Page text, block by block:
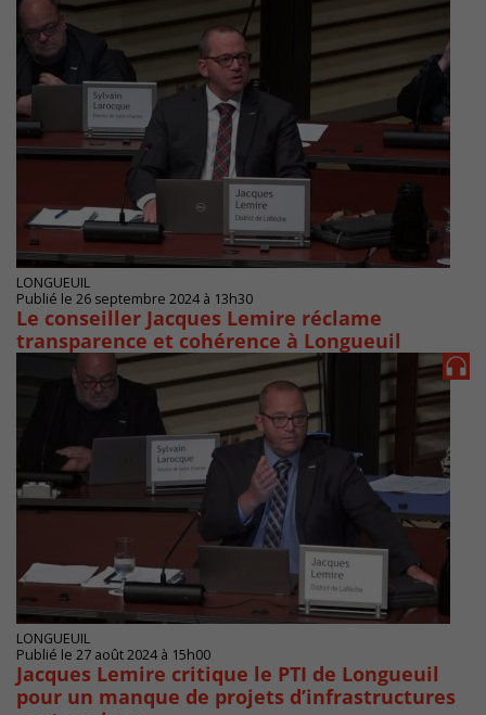
LONGUEUIL
Publié le 26 septembre 2024 à 13h30
Le conseiller Jacques Lemire réclame
transparence et cohérence à Longueuil
LONGUEUIL
Publié le 27 août 2024 à 15h00
Jacques Lemire critique le PTI de Longueuil
pour un manque de projets d’infrastructures